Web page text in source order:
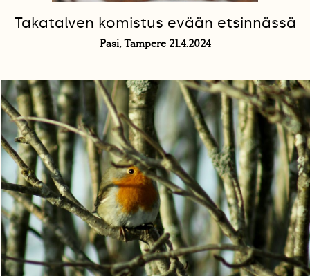
Takatalven komistus evään etsinnässä
Pasi, Tampere 21.4.2024